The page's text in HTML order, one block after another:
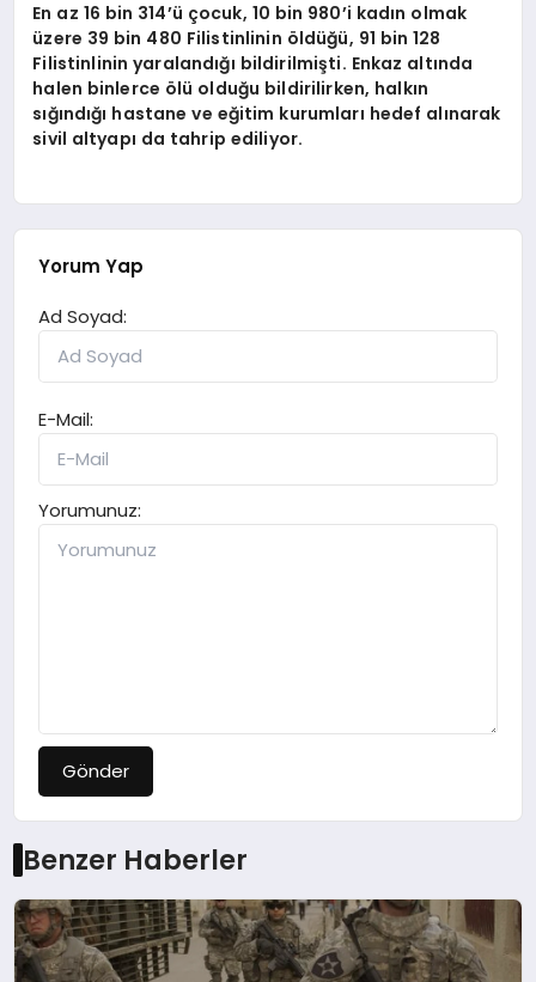
En az 16 bin 314’ü çocuk, 10 bin 980’i kadın olmak
üzere 39 bin 480 Filistinlinin öldüğü, 91 bin 128
Filistinlinin yaralandığı bildirilmişti. Enkaz altında
halen binlerce ölü olduğu bildirilirken, halkın
sığındığı hastane ve eğitim kurumları hedef alınarak
sivil altyapı da tahrip ediliyor.
Yorum Yap
Ad Soyad:
E-Mail:
Yorumunuz:
Gönder
Benzer Haberler